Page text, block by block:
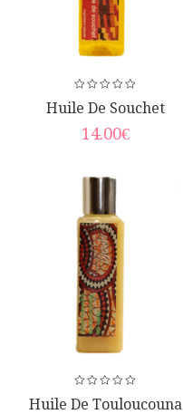
Huile De Souchet
14.00€
Huile De Touloucouna